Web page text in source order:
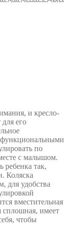
и кресло-
его
по
с малышом.
ребенка так,
Коляска
для удобства
вместительная
сплошная, имеет
чтобы